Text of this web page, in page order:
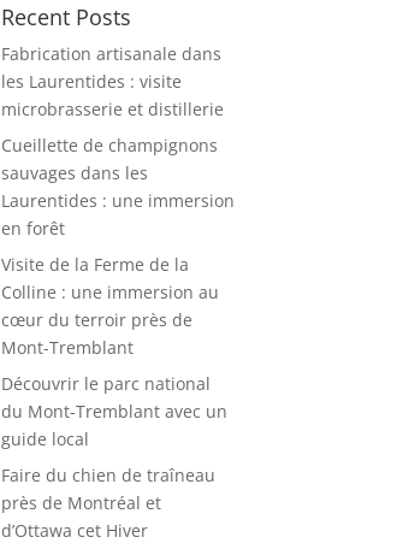
Recent Posts
Fabrication artisanale dans
les Laurentides : visite
microbrasserie et distillerie
Cueillette de champignons
sauvages dans les
Laurentides : une immersion
en forêt
Visite de la Ferme de la
Colline : une immersion au
cœur du terroir près de
Mont-Tremblant
Découvrir le parc national
du Mont-Tremblant avec un
guide local
Faire du chien de traîneau
près de Montréal et
d’Ottawa cet Hiver